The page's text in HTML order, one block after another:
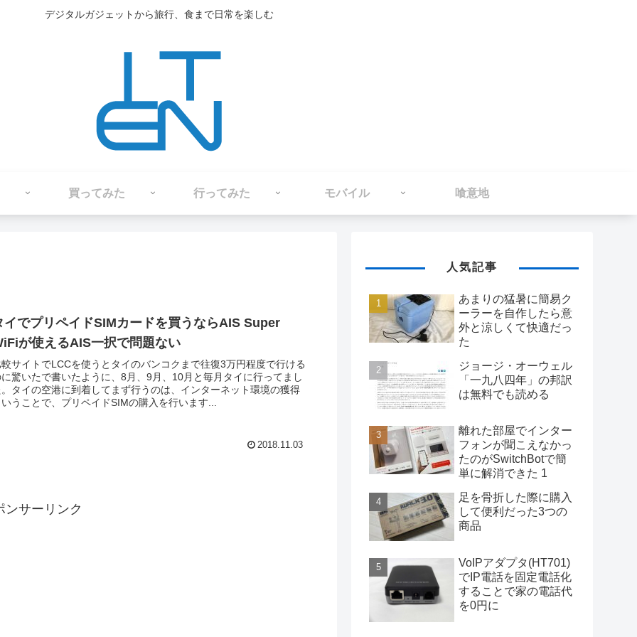
デジタルガジェットから旅行、食まで日常を楽しむ
買ってみた 行ってみた モバイル 喰意地
イでプリペイドSIMカードを買うならAIS Super
が使えるAIS一択で問題ない
サイトでLCCを使うとタイのバンコクまで往復3万円程度で行ける
驚いたで書いたように、8月、9月、10月と毎月タイに行ってまし
タイの空港に到着してまず行うのは、インターネット環境の獲得
うことで、プリペイドSIMの購入を行います...
2018.11.03
ンサーリンク
人気記事
あまりの猛暑に簡易ク
ーラーを自作したら意
外と涼しくて快適だっ
た
ジョージ・オーウェル
「一九八四年」の邦訳
は無料でも読める
離れた部屋でインター
フォンが聞こえなかっ
たのがSwitchBotで簡
単に解消できた 1
足を骨折した際に購入
して便利だった3つの
商品
VoIPアダプタ(HT701)
でIP電話を固定電話化
することで家の電話代
を0円に